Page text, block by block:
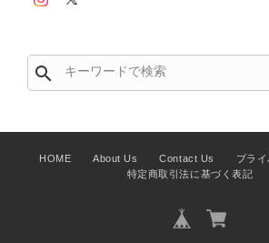
search
HOME About Us Contact Us
プラ
特定商取引法に基づく表記